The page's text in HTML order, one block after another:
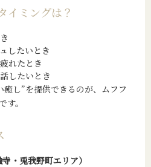
イミングは？
したいとき
れたとき
したいとき
癒し”を提供できるのが、ムフフ
す。
・兎我野町エリア）